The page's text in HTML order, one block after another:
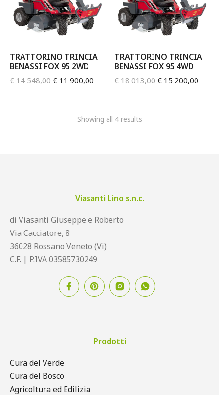
TRATTORINO TRINCIA
BENASSI FOX 95 2WD
€14 548,00 € 11 900,00
TRATTORINO TRINCIA
BENASSI FOX 95 4WD
€18 013,00 € 15 200,00
Showing all 4 results
Viasanti Lino s.n.c.
di Viasanti Giuseppe e Roberto
Via Cacciatore, 8
36028 Rossano Veneto (Vi)
C.F. | P.IVA 03585730249
Prodotti
Cura del Verde
Cura del Bosco
Agricoltura ed Edilizia